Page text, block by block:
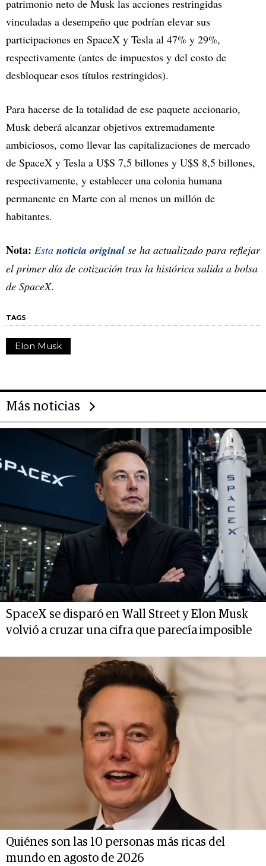
patrimonio neto de Musk las acciones restringidas
vinculadas a desempeño que podrían elevar sus
participaciones en SpaceX y Tesla al 47% y 29%,
respectivamente (antes de impuestos y del costo de
desbloquear esos títulos restringidos).
Para hacerse de la totalidad de ese paquete accionario,
Musk deberá alcanzar objetivos extremadamente
ambiciosos, como llevar las capitalizaciones de mercado
de SpaceX y Tesla a U$S 7,5 billones y U$S 8,5 billones,
respectivamente, y establecer una colonia humana
permanente en Marte con al menos un millón de
habitantes.
Nota: Esta noticia original se ha actualizado para reflejar
el primer día de cotización tras la histórica salida a bolsa
de SpaceX.
TAGS
Elon Musk
Más noticias
SpaceX se disparó en Wall Street y Elon Musk
volvió a cruzar una cifra que parecía imposible
Quiénes son las 10 personas más ricas del
mundo en agosto de 2026